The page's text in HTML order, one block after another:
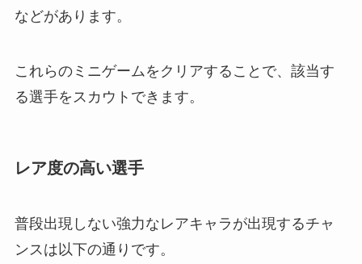
などがあります。
これらのミニゲームをクリアすることで、該当す
る選手をスカウトできます。
レア度の高い選手
普段出現しない強力なレアキャラが出現するチャ
ンスは以下の通りです。